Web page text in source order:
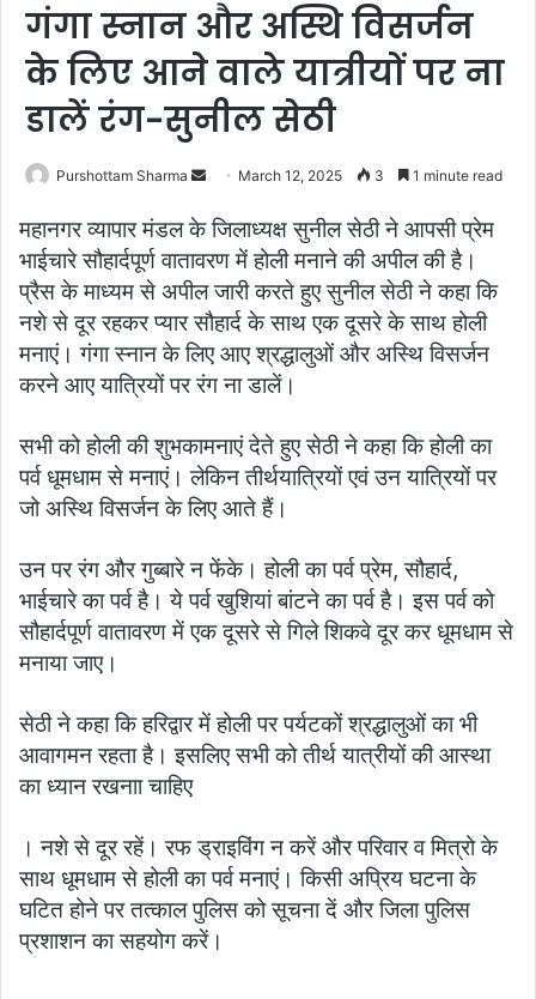
गंगा स्नान और अस्थि विसर्जन
के लिए आने वाले यात्रीयों पर ना
डालें रंग-सुनील सेठी
Purshottam Sharma
n
d
a
n
e
m
l
March 12, 2025 3 1 minute read
महानगर व्यापार मंडल के जिलाध्यक्ष सुनील सेठी ने आपसी प्रेम
भाईचारे सौहार्दपूर्ण वातावरण में होली मनाने की अपील की है।
प्रैस के माध्यम से अपील जारी करते हुए सुनील सेठी ने कहा कि
नशे से दूर रहकर प्यार सौहार्द के साथ एक दूसरे के साथ होली
मनाएं। गंगा स्नान के लिए आए श्रद्धालुओं और अस्थि विसर्जन
करने आए यात्रियों पर रंग ना डालें।
सभी को होली की शुभकामनाएं देते हुए सेठी ने कहा कि होली का
पर्व धूमधाम से मनाएं। लेकिन तीर्थयात्रियों एवं उन यात्रियों पर
जो अस्थि विसर्जन के लिए आते हैं।
उन पर रंग और गुब्बारे न फेंके। होली का पर्व प्रेम, सौहार्द,
भाईचारे का पर्व है। ये पर्व खुशियां बांटने का पर्व है। इस पर्व को
सौहार्दपूर्ण वातावरण में एक दूसरे से गिले शिकवे दूर कर धूमधाम से
मनाया जाए।
सेठी ने कहा कि हरिद्वार में होली पर पर्यटकों श्रद्धालुओं का भी
आवागमन रहता है। इसलिए सभी को तीर्थ यात्रीयों की आस्था
का ध्यान रखनाा चाहिए
। नशे से दूर रहें। रफ ड्राइविंग न करें और परिवार व मित्रो के
साथ धूमधाम से होली का पर्व मनाएं। किसी अप्रिय घटना के
घटित होने पर तत्काल पुलिस को सूचना दें और जिला पुलिस
प्रशाशन का सहयोग करें।